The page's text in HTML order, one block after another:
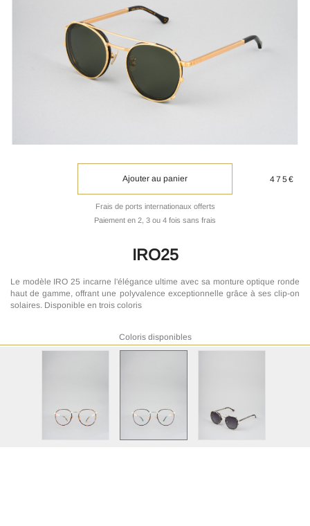
Ajouter au panier
Frais de ports internationaux offerts
Paiement en 2, 3 ou 4 fois sans frais
475€
IRO25
Le modèle IRO 25 incarne l'élégance ultime avec sa monture optique ronde
haut de gamme, offrant une polyvalence exceptionnelle grâce à ses clip-on
solaires. Disponible en trois coloris
Coloris disponibles